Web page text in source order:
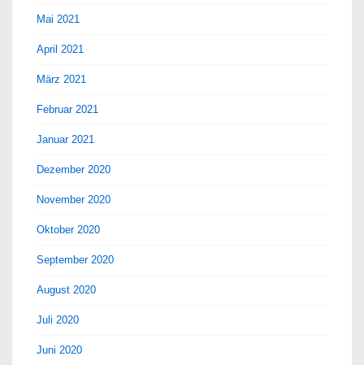
Mai 2021
April 2021
März 2021
Februar 2021
Januar 2021
Dezember 2020
November 2020
Oktober 2020
September 2020
August 2020
Juli 2020
Juni 2020